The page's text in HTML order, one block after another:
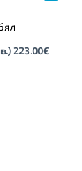
223.00€